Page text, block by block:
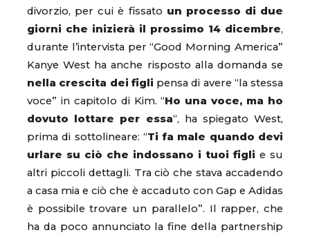
divorzio, per cui è fissato un processo di due
giorni che inizierà il prossimo 14 dicembre,
durante l’intervista per “Good Morning America”
Kanye West ha anche risposto alla domanda se
nella crescita dei figli pensa di avere “la stessa
voce” in capitolo di Kim. “Ho una voce, ma ho
dovuto lottare per essa“, ha spiegato West,
prima di sottolineare: “Ti fa male quando devi
urlare su ciò che indossano i tuoi figli e su
altri piccoli dettagli. Tra ciò che stava accadendo
a casa mia e ciò che è accaduto con Gap e Adidas
è possibile trovare un parallelo”. Il rapper, che
ha da poco annunciato la fine della partnership